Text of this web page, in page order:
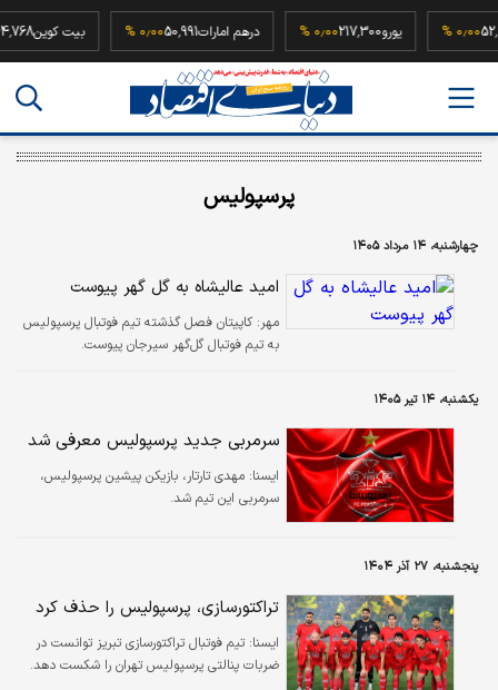
۰٫۰۰ % یورو217,300۰٫۰۰ % درهم امارات50,991۰٫۰۰ % بیت
پرسپوليس
چهارشنبه، ۱۴ مرداد ۱۴۰۵
امید عالیشاه به گل گهر پیوست
مهر: کاپیتان فصل گذشته تیم فوتبال پرسپولیس
به تیم فوتبال گل‌گهر سیرجان پیوست.
یکشنبه، ۱۴ تیر ۱۴۰۵
سرمربی جدید پرسپولیس معرفی شد
ايسنا: مهدی تارتار، بازیکن پیشین پرسپولیس،
سرمربی این تیم شد.
پنجشنبه، ۲۷ آذر ۱۴۰۴
تراکتورسازی، پرسپولیس را حذف کرد
ايسنا: تیم فوتبال تراکتورسازی تبریز توانست در
ضربات پنالتی پرسپولیس تهران را شکست دهد.